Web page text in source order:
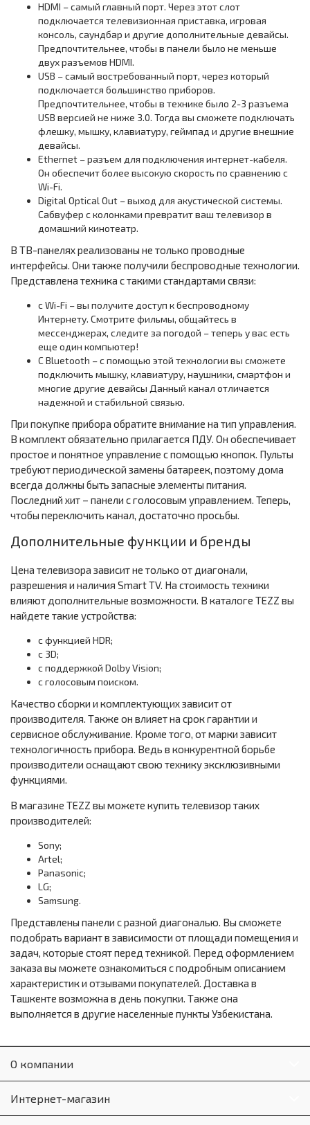
HDMI – самый главный порт. Через этот слот
подключается телевизионная приставка, игровая
консоль, саундбар и другие дополнительные девайсы.
Предпочтительнее, чтобы в панели было не меньше
двух разъемов HDMI.
USB – самый востребованный порт, через который
подключается большинство приборов.
Предпочтительнее, чтобы в технике было 2-3 разъема
USB версией не ниже 3.0. Тогда вы сможете подключать
флешку, мышку, клавиатуру, геймпад и другие внешние
девайсы.
Ethernet – разъем для подключения интернет-кабеля.
Он обеспечит более высокую скорость по сравнению с
Wi-Fi.
Digital Optical Out – выход для акустической системы.
Сабвуфер с колонками превратит ваш телевизор в
домашний кинотеатр.
В ТВ-панелях реализованы не только проводные
интерфейсы. Они также получили беспроводные технологии.
Представлена техника с такими стандартами связи:
с Wi-Fi – вы получите доступ к беспроводному
Интернету. Смотрите фильмы, общайтесь в
мессенджерах, следите за погодой – теперь у вас есть
еще один компьютер!
С Bluetooth – с помощью этой технологии вы сможете
подключить мышку, клавиатуру, наушники, смартфон и
многие другие девайсы Данный канал отличается
надежной и стабильной связью.
При покупке прибора обратите внимание на тип управления.
В комплект обязательно прилагается ПДУ. Он обеспечивает
простое и понятное управление с помощью кнопок. Пульты
требуют периодической замены батареек, поэтому дома
всегда должны быть запасные элементы питания.
Последний хит – панели с голосовым управлением. Теперь,
чтобы переключить канал, достаточно просьбы.
Дополнительные функции и бренды
Цена телевизора зависит не только от диагонали,
разрешения и наличия Smart TV. На стоимость техники
влияют дополнительные возможности. В каталоге TEZZ вы
найдете такие устройства:
с функцией HDR;
с 3D;
с поддержкой Dolby Vision;
с голосовым поиском.
Качество сборки и комплектующих зависит от
производителя. Также он влияет на срок гарантии и
сервисное обслуживание. Кроме того, от марки зависит
технологичность прибора. Ведь в конкурентной борьбе
производители оснащают свою технику эксклюзивными
функциями.
В магазине TEZZ вы можете купить телевизор таких
производителей:
Sony;
Artel;
Panasonic;
LG;
Samsung.
Представлены панели с разной диагональю. Вы сможете
подобрать вариант в зависимости от площади помещения и
задач, которые стоят перед техникой. Перед оформлением
заказа вы можете ознакомиться с подробным описанием
характеристик и отзывами покупателей. Доставка в
Ташкенте возможна в день покупки. Также она
выполняется в другие населенные пункты Узбекистана.
О компании
Интернет-магазин